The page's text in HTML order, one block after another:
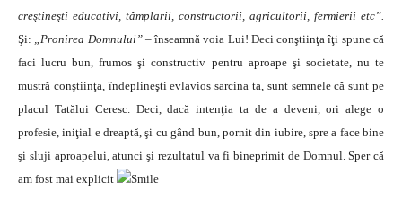
creştineşti educativi, tâmplarii, constructorii, agricultorii, fermierii etc”.
Şi: „Pronirea Domnului”– înseamnă voia Lui! Deci conştiinţa îţi spune că
faci lucru bun, frumos şi constructiv pentru aproape şi societate, nu te
mustră conştiinţa, îndeplineşti evlavios sarcina ta, sunt semnele că sunt pe
placul Tatălui Ceresc. Deci, dacă intenţia ta de a deveni, ori alege o
profesie, iniţial e dreaptă, şi cu gând bun, pornit din iubire, spre a face bine
şi sluji aproapelui, atunci şi rezultatul va fi bineprimit de Domnul. Sper că
am fost mai explicit